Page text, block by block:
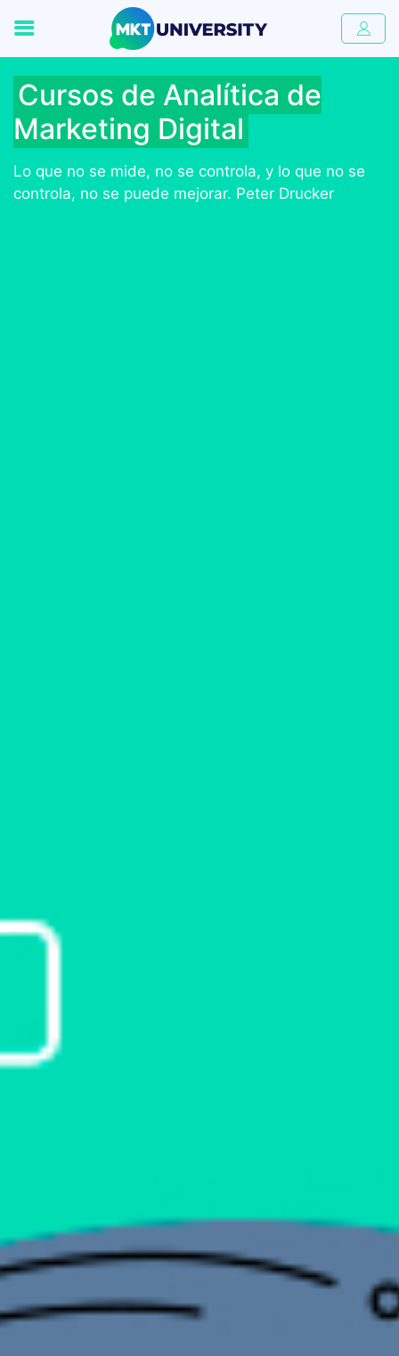
Cursos de Analítica de
Marketing Digital
Lo que no se mide, no se controla, y lo que no se
controla, no se puede mejorar. Peter Drucker